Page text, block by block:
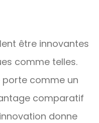
être innovantes
comme telles.
porte comme un
comparatif
donne